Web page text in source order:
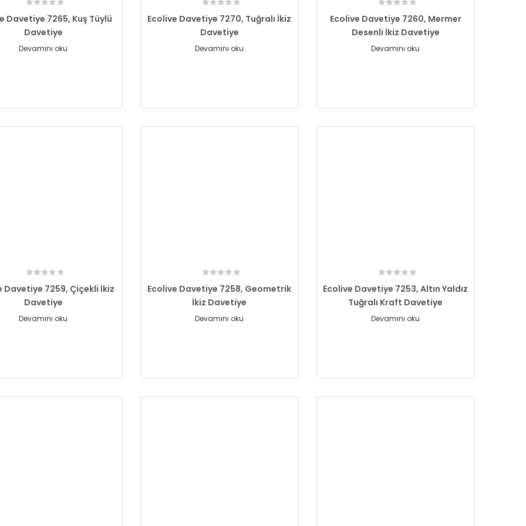
Davetiye 7265, Kuş Tüylü
Davetiye
Devamını oku
Ecolive Davetiye 7270, Tuğralı İkiz
Davetiye
Devamını oku
Ecolive Davetiye 7260, Mermer
Desenli İkiz Davetiye
Devamını oku
Davetiye 7259, Çiçekli İkiz
Davetiye
Devamını oku
Ecolive Davetiye 7258, Geometrik
İkiz Davetiye
Devamını oku
Ecolive Davetiye 7253, Altın Yaldız
Tuğralı Kraft Davetiye
Devamını oku